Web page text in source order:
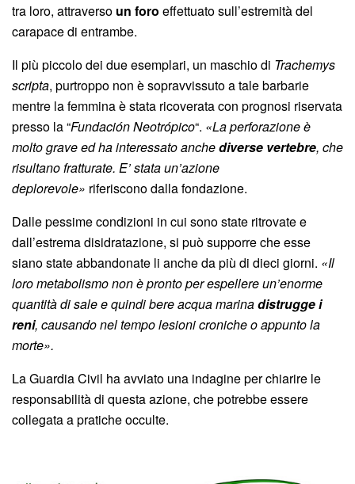
tra loro, attraverso un foro effettuato sull’estremità del
carapace di entrambe.
Il più piccolo dei due esemplari, un maschio di Trachemys
scripta, purtroppo non è sopravvissuto a tale barbarie
mentre la femmina è stata ricoverata con prognosi riservata
presso la “Fundación Neotrópico“. «La perforazione è
molto grave ed ha interessato anchediverse vertebre, che
risultano fratturate. E’ stata un’azione
deplorevole» riferiscono dalla fondazione.
Dalle pessime condizioni in cui sono state ritrovate e
dall’estrema disidratazione, si può supporre che esse
siano state abbandonate li anche da più di dieci giorni. «Il
loro metabolismo non è pronto per espellere un’enorme
quantità di sale e quindi bere acqua marinadistrugge i
reni, causando nel tempo lesioni croniche o appunto la
morte».
La Guardia Civil ha avviato una indagine per chiarire le
responsabilità di questa azione, che potrebbe essere
collegata a pratiche occulte.